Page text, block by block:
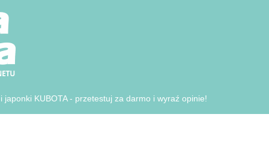
japonki KUBOTA - przetestuj za darmo i wyraź opinie!